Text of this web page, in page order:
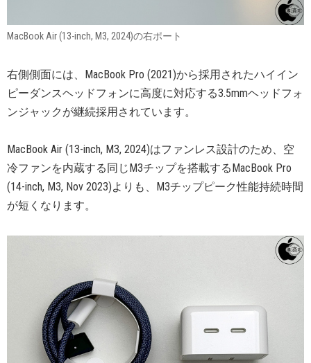
MacBook Air (13-inch, M3, 2024)の右ポート
右側側面には、MacBook Pro (2021)から採用されたハイイン
ピーダンスヘッドフォンに高度に対応する3.5mmヘッドフォ
ンジャックが継続採用されています。
MacBook Air (13-inch, M3, 2024)はファンレス設計のため、空
冷ファンを内蔵する同じM3チップを搭載するMacBook Pro
(14-inch, M3, Nov 2023)よりも、M3チップピーク性能持続時間
が短くなります。